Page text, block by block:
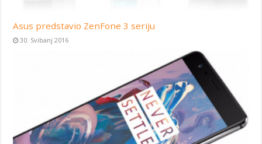
Asus predstavio ZenFone 3 seriju
30. Svibanj 2016